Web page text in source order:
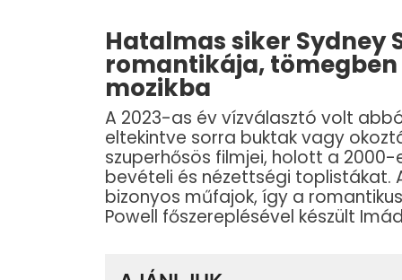
Hatalmas siker Sydney
romantikája,
mozikba
A 2023-as év vízválasztó volt
eltekintve sorra buktak vagy
szuperhősös filmjei, holott a
bevételi és nézettségi toplistákat.
bizonyos műfajok, így a
Powell főszereplésével készült